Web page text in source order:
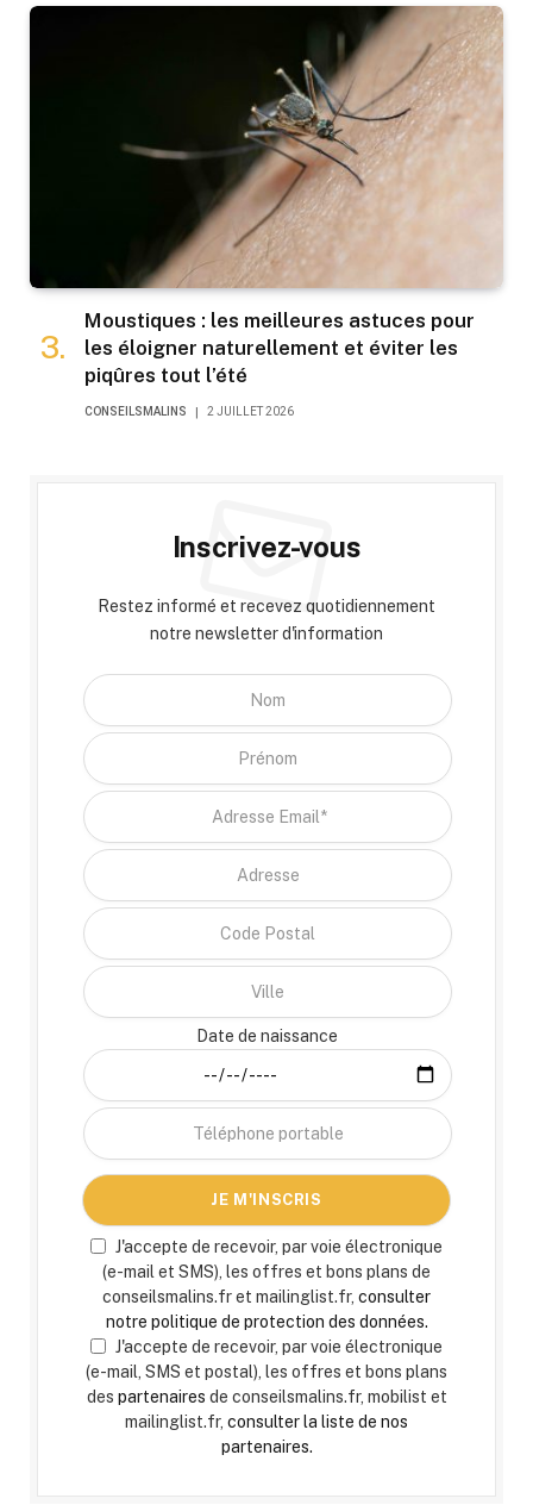
Moustiques : les meilleures astuces pour
les éloigner naturellement et éviter les
piqûres tout l’été
CONSEILSMALINS 2 JUILLET 2026
Inscrivez-vous
Restez informé et recevez quotidiennement
notre newsletter d'information
Date de naissance
J'accepte de recevoir, par voie électronique
(e-mail et SMS), les offres et bons plans de
conseilsmalins.fr et mailinglist.fr, consulter
notre politique de protection des données.
J'accepte de recevoir, par voie électronique
(e-mail, SMS et postal), les offres et bons plans
des partenaires de conseilsmalins.fr, mobilist et
mailinglist.fr, consulter la liste de nos
partenaires.